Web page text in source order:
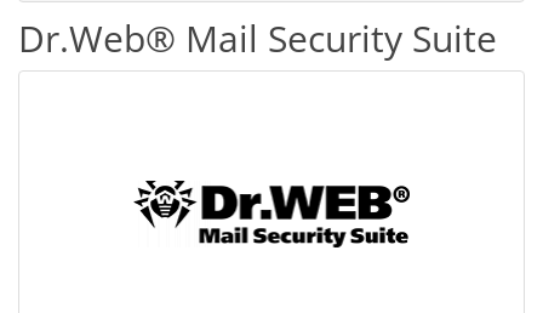
Dr.Web® Mail Security Suite